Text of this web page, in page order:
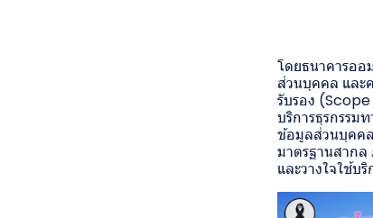
โดยธนาคารออ
ส่วนบุคคล และ
รับรอง
บริการธุรกรรม
ข้อมูลส่วนบุคค
มาตรฐานสากล
และวางใจใช้